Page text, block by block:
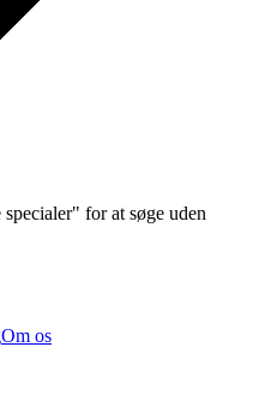
for at søge uden
Om os